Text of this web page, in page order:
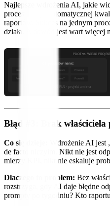
Najlepsze wdrożenia AI, jakie
procesu – np. automatycznej
raportów. Sukces na jednym
działa. A dowód jest wart więcej
PILOT vs. WIELKI
❌ 8 procesów naraz
Proces 1 Proces 3 Proces 4
Proces 5 Proces 7 Proces 8
~6 miesięcy · ~50 000 PLN · projekt umiera
Błąd #3: Brak właściciela
Co się dzieje:
Wdrożenie AI
de facto niczyim. Nikt nie jest
mierzy KPI, nikt nie eskaluje
Dlaczego to problem: Bez
rozstrzyga, gdy AI daje błędne
prompty po tygodniu? Kto